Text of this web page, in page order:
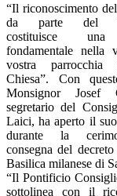
“Il riconoscimento
da parte del
costituisce
fondamentale nella
vostra
Chiesa”. Con
Monsignor Josef
segretario del
Laici, ha aperto il
durante la
consegna del
Basilica milanese di
“Il Pontificio
sottolinea con il